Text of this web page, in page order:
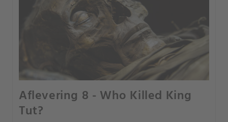
Aflevering 8 - Who Killed King
Tut?